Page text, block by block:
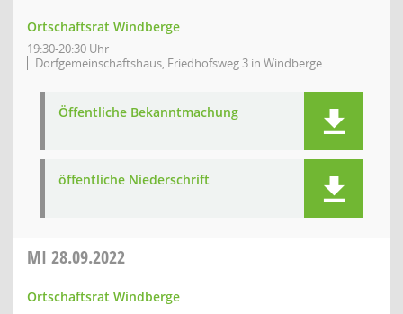
Ortschaftsrat Windberge
19:30-20:30 Uhr
Dorfgemeinschaftshaus, Friedhofsweg 3 in Windberge
Öffentliche Bekanntmachung
öffentliche Niederschrift
MI 28.09.2022
Ortschaftsrat Windberge